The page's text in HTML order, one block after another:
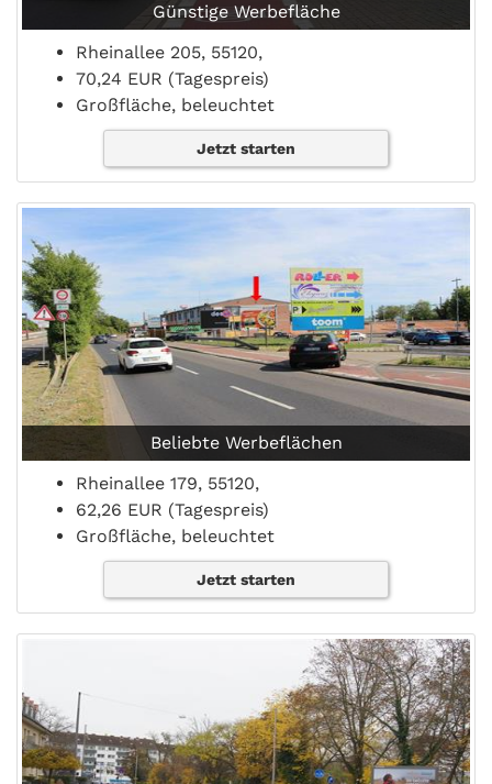
Günstige Werbefläche
Rheinallee 205, 55120,
70,24 EUR (Tagespreis)
Großfläche, beleuchtet
Jetzt starten
Beliebte Werbeflächen
Rheinallee 179, 55120,
62,26 EUR (Tagespreis)
Großfläche, beleuchtet
Jetzt starten